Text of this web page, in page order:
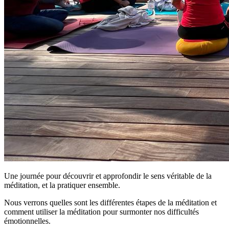
Une journée pour découvrir et approfondir le sens véritable de la
méditation, et la pratiquer ensemble.
Nous verrons quelles sont les différentes étapes de la méditation et
comment utiliser la méditation pour surmonter nos difficultés
émotionnelles.